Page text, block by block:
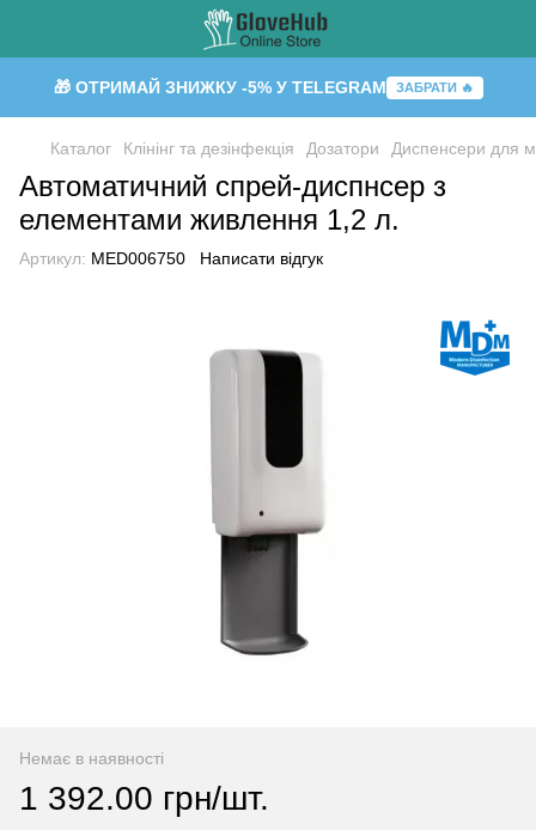
🎁 ОТРИМАЙ ЗНИЖКУ -5% У TELEGRAM ЗАБРАТИ 🔥
Каталог Клінінг та дезінфекція Дозатори Диспенсери для
Автоматичний спрей-диспнсер з
елементами живлення 1,2 л.
Артикул: MED006750 Написати відгук
Немає в наявності
1 392.00 грн/шт.